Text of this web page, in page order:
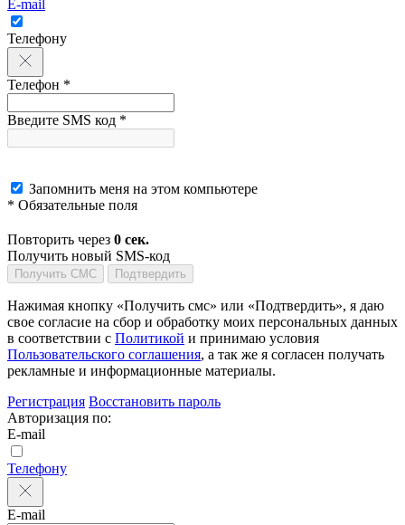
E-mail
Телефону
Телефон *
Введите SMS код *
Запомнить меня на этом компьютере
* Обязательные поля
Повторить через 0 сек.
Получить новый SMS-код
Получить СМС Подтвердить
Нажимая кнопку «Получить смс» или «Подтвердить», я даю
свое согласие на сбор и обработку моих персональных данных
в соответствии с Политикой и принимаю условия
Пользовательского соглашения, а так же я согласен получать
рекламные и информационные материалы.
Регистрация Восстановить пароль
Авторизация по:
E-mail
Телефону
E-mail